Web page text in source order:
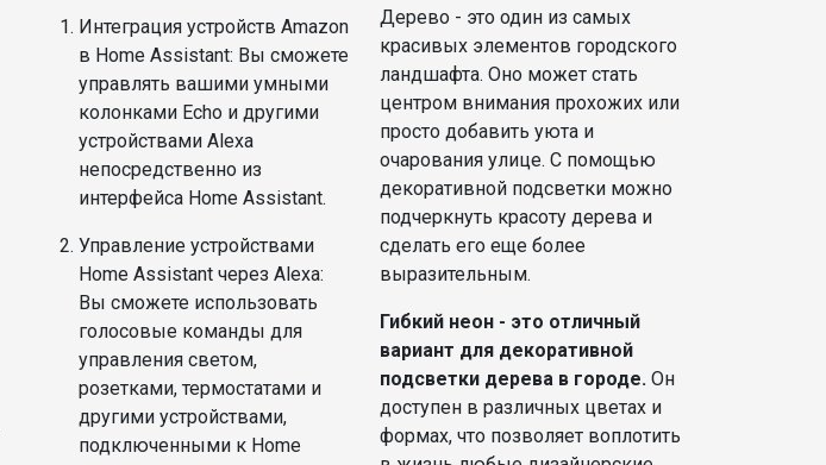
Интеграция устройств Amazon
в Home Assistant: Вы сможете
управлять вашими умными
колонками Echo и другими
устройствами Alexa
непосредственно из
интерфейса Home Assistant.
Управление устройствами
Home Assistant через Alexa:
Вы сможете использовать
голосовые команды для
управления светом,
розетками, термостатами и
другими устройствами,
подключенными к Home
Дерево - это один из самых
красивых элементов городского
ландшафта. Оно может стать
центром внимания прохожих или
просто добавить уюта и
очарования улице. С помощью
декоративной подсветки можно
подчеркнуть красоту дерева и
сделать его еще более
выразительным.
Гибкий неон - это отличный
вариант для декоративной
подсветки дерева в городе. Он
доступен в различных цветах и
формах, что позволяет воплотить